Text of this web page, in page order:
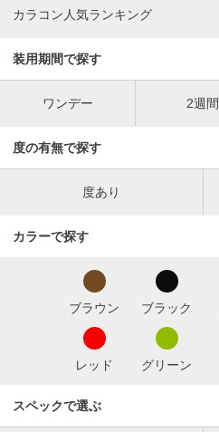
カラコン人気ランキング
装用期間で探す
ワンデー 2週間
度の有無で探す
度あり
カラーで探す
ブラウン ブラック
レッド グリーン
スペックで選ぶ